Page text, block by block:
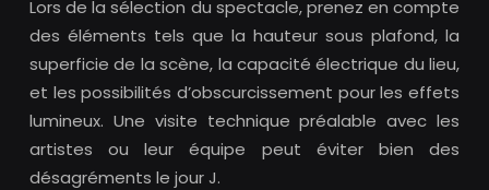
Lors de la sélection du spectacle, prenez en compte
des éléments tels que la hauteur sous plafond, la
superficie de la scène, la capacité électrique du lieu,
et les possibilités d’obscurcissement pour les effets
lumineux. Une visite technique préalable avec les
artistes ou leur équipe peut éviter bien des
désagréments le jour J.